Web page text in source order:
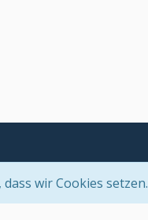
wir Cookies setzen.